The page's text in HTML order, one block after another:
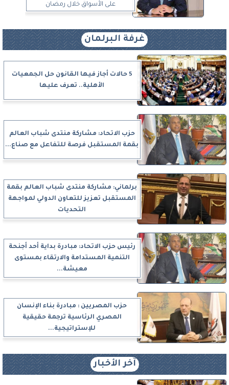
على الأسواق خلال رمضان
غرفة البرلمان
5 حالات أجاز فيها القانون حل الجمعيات
الأهلية.. تعرف عليها
حزب الاتحاد: مشاركة منتدى شباب العالم
بقمة المستقبل فرصة للتفاعل مع صناع...
برلماني: مشاركة منتدى شباب العالم بقمة
المستقبل تعزيز للتعاون الدولي لمواجهة
التحديات
رئيس حزب الاتحاد: مبادرة بداية أحد أجنحة
التنمية المستدامة والارتقاء بمستوى
معيشة...
حزب المصريين : مبادرة بناء الإنسان
المصري الرئاسية ترجمة حقيقية
للإستراتيجية...
آخر الأخبار